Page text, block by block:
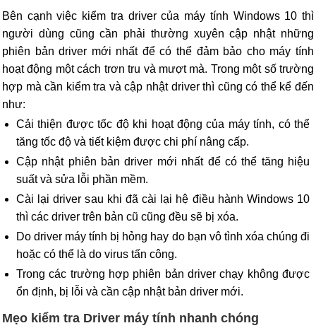
Bên cạnh việc kiểm tra driver của máy tính Windows 10 thì
người dùng cũng cần phải thường xuyên cập nhật những
phiên bản driver mới nhất để có thể đảm bảo cho máy tính
hoạt động một cách trơn tru và mượt mà. Trong một số trường
hợp mà cần kiểm tra và cập nhật driver thì cũng có thể kể đến
như:
Cải thiện được tốc độ khi hoạt động của máy tính, có thể
tăng tốc độ và tiết kiệm được chi phí nâng cấp.
Cập nhật phiên bản driver mới nhất để có thể tăng hiệu
suất và sửa lỗi phần mềm.
Cài lại driver sau khi đã cài lại hệ điều hành Windows 10
thì các driver trên bản cũ cũng đều sẽ bị xóa.
Do driver máy tính bị hỏng hay do bạn vô tình xóa chúng đi
hoặc có thể là do virus tấn công.
Trong các trường hợp phiên bản driver chạy không được
ổn định, bị lỗi và cần cập nhật bản driver mới.
Mẹo kiểm tra Driver máy tính nhanh chóng